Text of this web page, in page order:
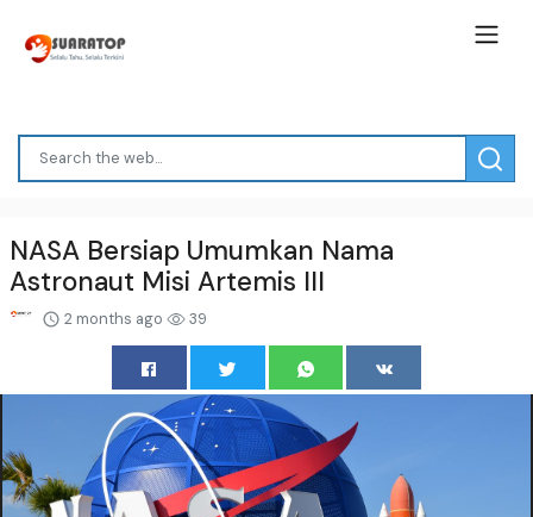
NASA Bersiap Umumkan Nama
Astronaut Misi Artemis III
2 months ago 39